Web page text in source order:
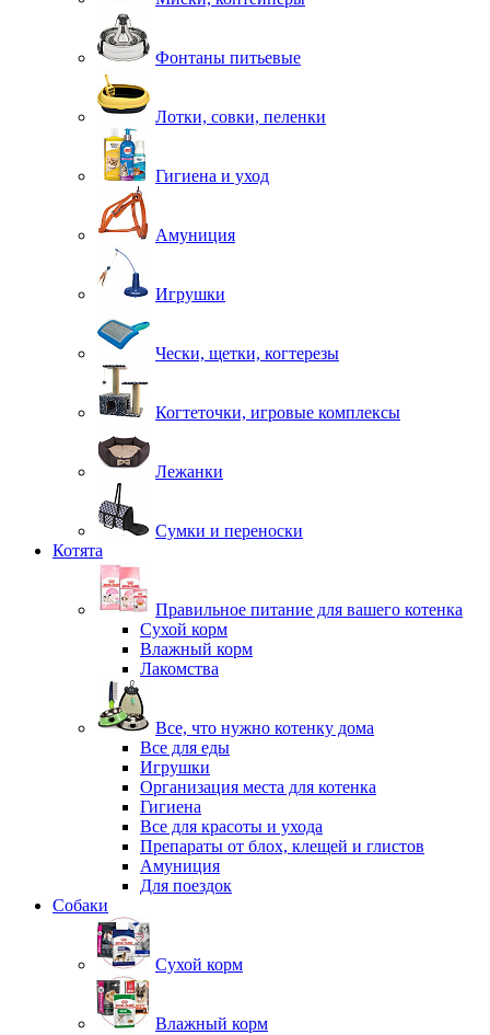
Фонтаны питьевые
Лотки, совки, пеленки
Гигиена и уход
Амуниция
Игрушки
Чески, щетки, когтерезы
Когтеточки, игровые комплексы
Лежанки
Сумки и переноски
Котята
Правильное питание для вашего котенка
Сухой корм
Влажный корм
Лакомства
Все, что нужно котенку дома
Все для еды
Игрушки
Организация места для котенка
Гигиена
Все для красоты и ухода
Препараты от блох, клещей и глистов
Амуниция
Для поездок
Собаки
Сухой корм
Влажный корм